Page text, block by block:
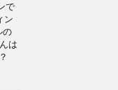
で
ン
の
は